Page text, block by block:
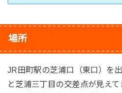
場所
JR田町駅の芝浦口（東口）を
と芝浦三丁目の交差点が見えて